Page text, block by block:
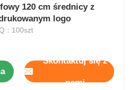
120 cm średnicy z
logo
：100szt
Skontaktuj się z
nami